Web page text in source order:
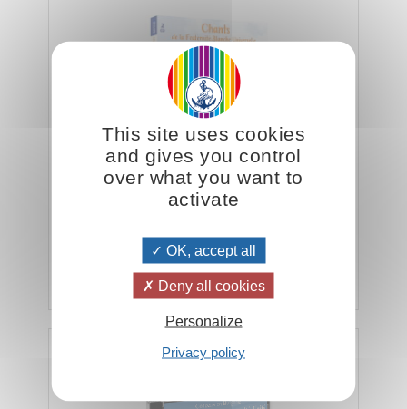
CD doppio - durata CD1: 52'23" - CD2: 49'32" -
composti dal Maestro Peter Deunov
23.00CHF Aggiungere
Fratellanza, Unità - concerto in Bulgaria
This site uses cookies
and gives you control
over what you want to
activate
OK, accept all
Deny all cookies
Personalize
Privacy policy